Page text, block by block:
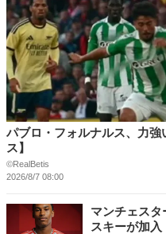
パブロ・フォルナルス、力
ス】
©RealBetis
2026/8/7 08:00
マンチェス
スキーが加入